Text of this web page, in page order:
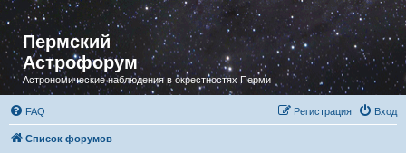
Пермский
Астрофорум
Астрономические наблюдения в окрестностях Перми
FAQ Вход
Регистрация
Список форумов